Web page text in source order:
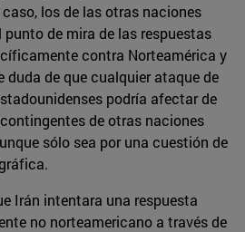
los de las otras naciones
punto de mira de las respuestas
contra Norteamérica y
duda de que cualquier ataque de
podría afectar de
de otras naciones
sólo sea por una cuestión de
Irán intentara una respuesta
no norteamericano a través de